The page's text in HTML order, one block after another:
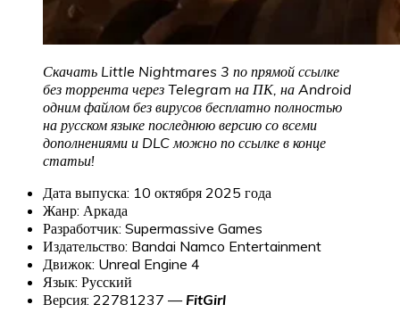
Скачать Little Nightmares 3 по прямой ссылке
без торрента через Telegram на ПК, на Android
одним файлом без вирусов бесплатно полностью
на русском языке последнюю версию со всеми
дополнениями и DLC можно по ссылке в конце
статьи!
Дата выпуска: 10 октября 2025 года
Жанр: Аркада
Разработчик: Supermassive Games
Издательство: Bandai Namco Entertainment
Движок: Unreal Engine 4
Язык: Русский
Версия: 22781237 — FitGirl